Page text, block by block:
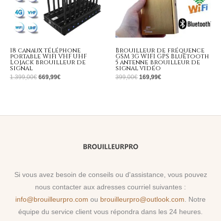
18 canaux téléphone
portable WiFi VHF UHF
Lojack brouilleur de
signal
1.399,00€ 669,99€
Brouilleur de fréquence
GSM 3G WIFI GPS Bluetooth
5 antenne brouilleur de
signal vidéo
399,00€ 169,99€
Si vous avez besoin de conseils ou d'assistance, vous pouvez
nous contacter aux adresses courriel suivantes :
info@brouilleurpro.com ou brouilleurpro@outlook.com . Notre
équipe du service client vous répondra dans les 24 heures.